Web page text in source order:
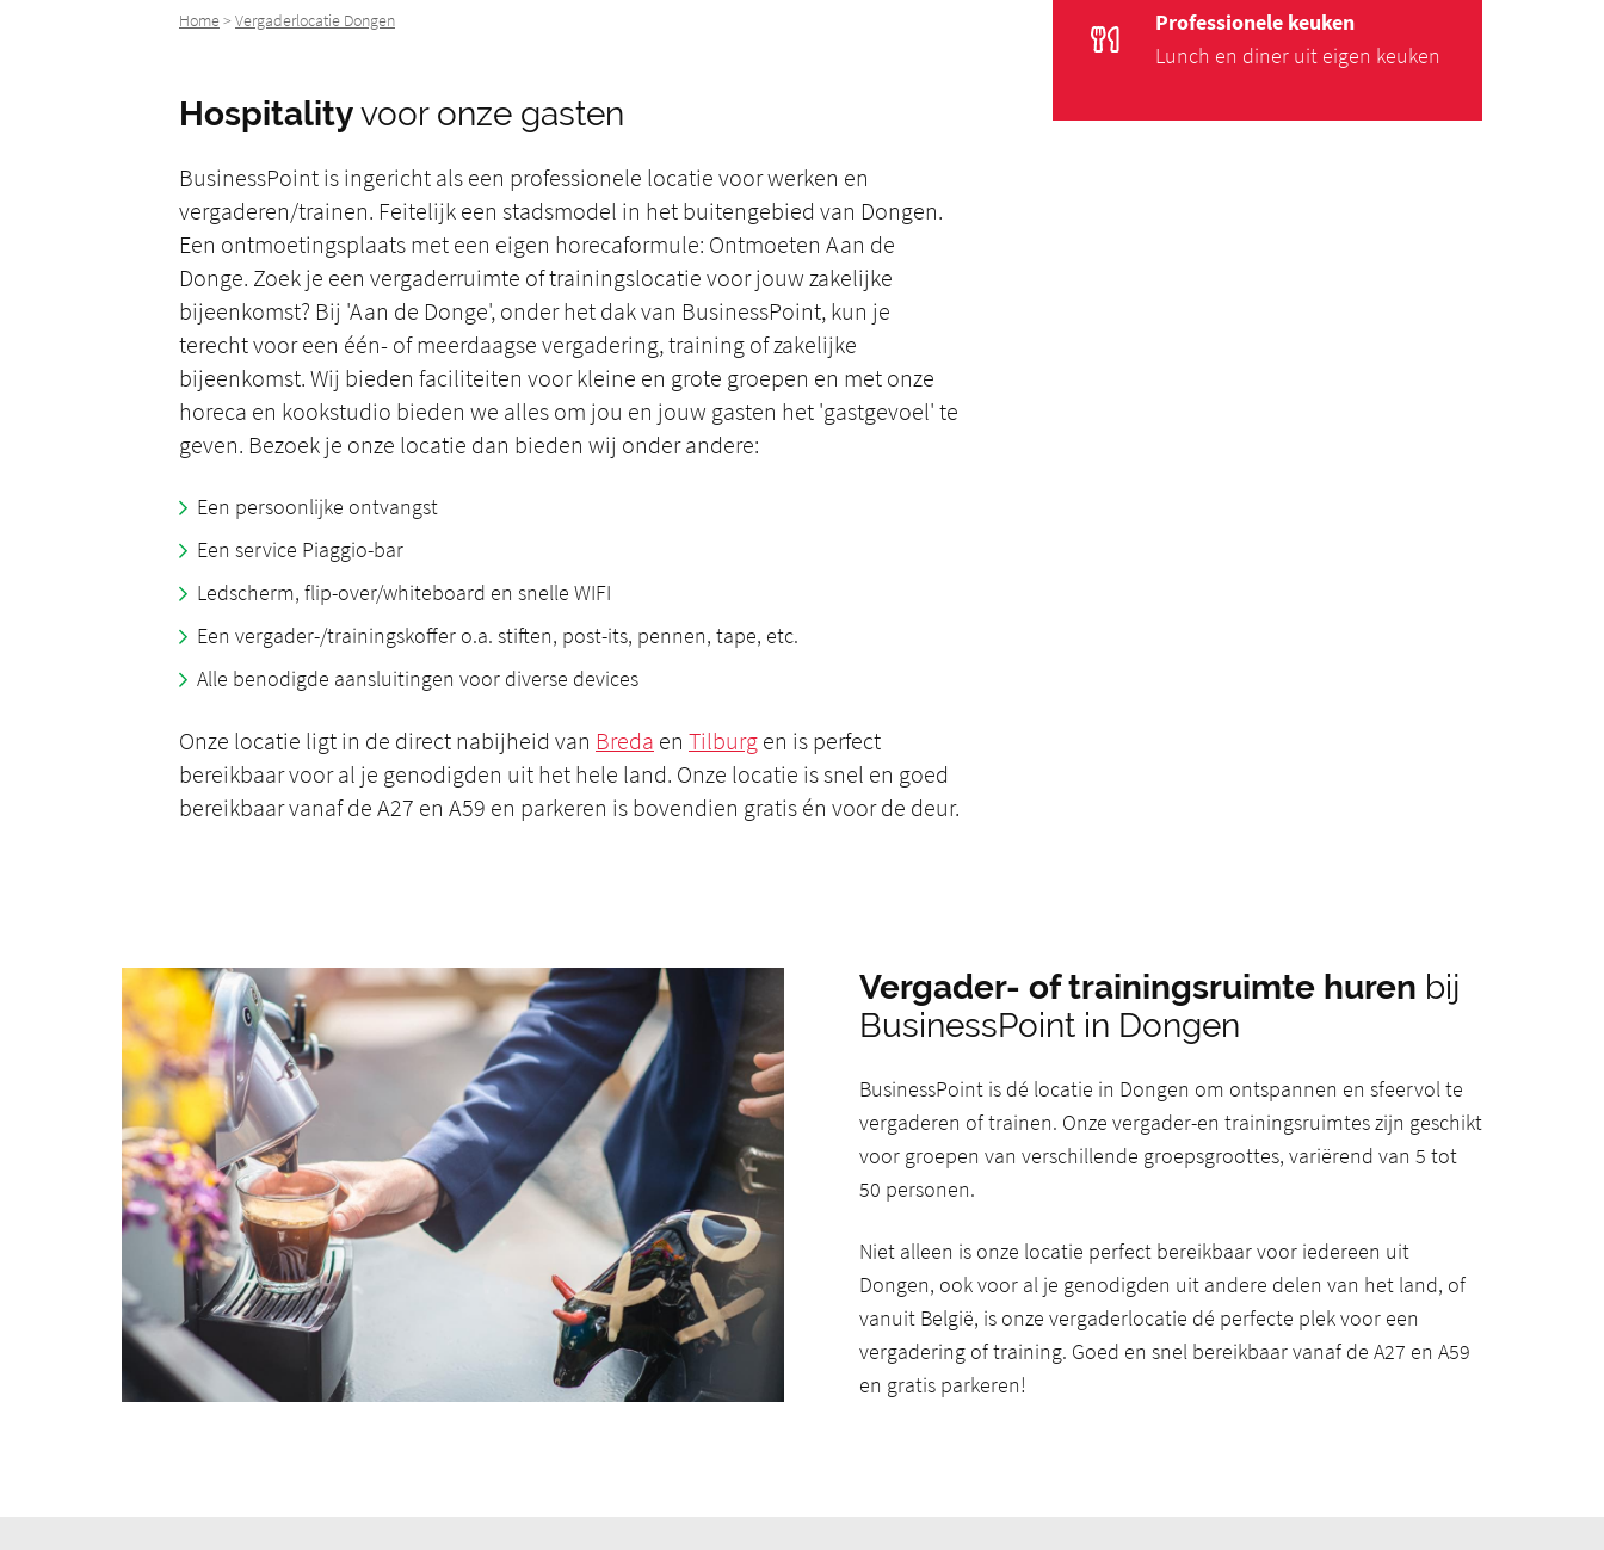
Home>Vergaderlocatie Dongen
Hospitalityvoor onze gasten
BusinessPoint is ingericht als een professionele locatie voor werken en
vergaderen/trainen. Feitelijk een stadsmodel in het buitengebied van Dongen.
Een ontmoetingsplaats met een eigen horecaformule: Ontmoeten Aan de
Donge. Zoek je een vergaderruimte of trainingslocatie voor jouw zakelijke
bijeenkomst? Bij 'Aan de Donge', onder het dak van BusinessPoint, kun je
terecht voor een één- of meerdaagse vergadering, training of zakelijke
bijeenkomst. Wij bieden faciliteiten voor kleine en grote groepen en met onze
horeca en kookstudio bieden we alles om jou en jouw gasten het 'gastgevoel' te
geven. Bezoek je onze locatie dan bieden wij onder andere:
Een persoonlijke ontvangst
Een service Piaggio-bar
Ledscherm, flip-over/whiteboard en snelle WIFI
Een vergader-/trainingskoffer o.a. stiften, post-its, pennen, tape, etc.
Alle benodigde aansluitingen voor diverse devices
Onze locatie ligt in de direct nabijheid van Breda en Tilburg en is perfect
bereikbaar voor al je genodigden uit het hele land. Onze locatie is snel en goed
bereikbaar vanaf de A27 en A59 en parkeren is bovendien gratis én voor de deur.
Professionele keuken
Lunch en diner uit eigen keuken
Vergader- of trainingsruimte huren bij
BusinessPoint in Dongen
BusinessPoint is dé locatie in Dongen om ontspannen en sfeervol te
vergaderen of trainen. Onze vergader-en trainingsruimtes zijn geschikt
voor groepen van verschillende groepsgroottes, variërend van 5 tot
50 personen.
Niet alleen is onze locatie perfect bereikbaar voor iedereen uit
Dongen, ook voor al je genodigden uit andere delen van het land, of
vanuit België, is onze vergaderlocatie dé perfecte plek voor een
vergadering of training. Goed en snel bereikbaar vanaf de A27 en A59
en gratis parkeren!